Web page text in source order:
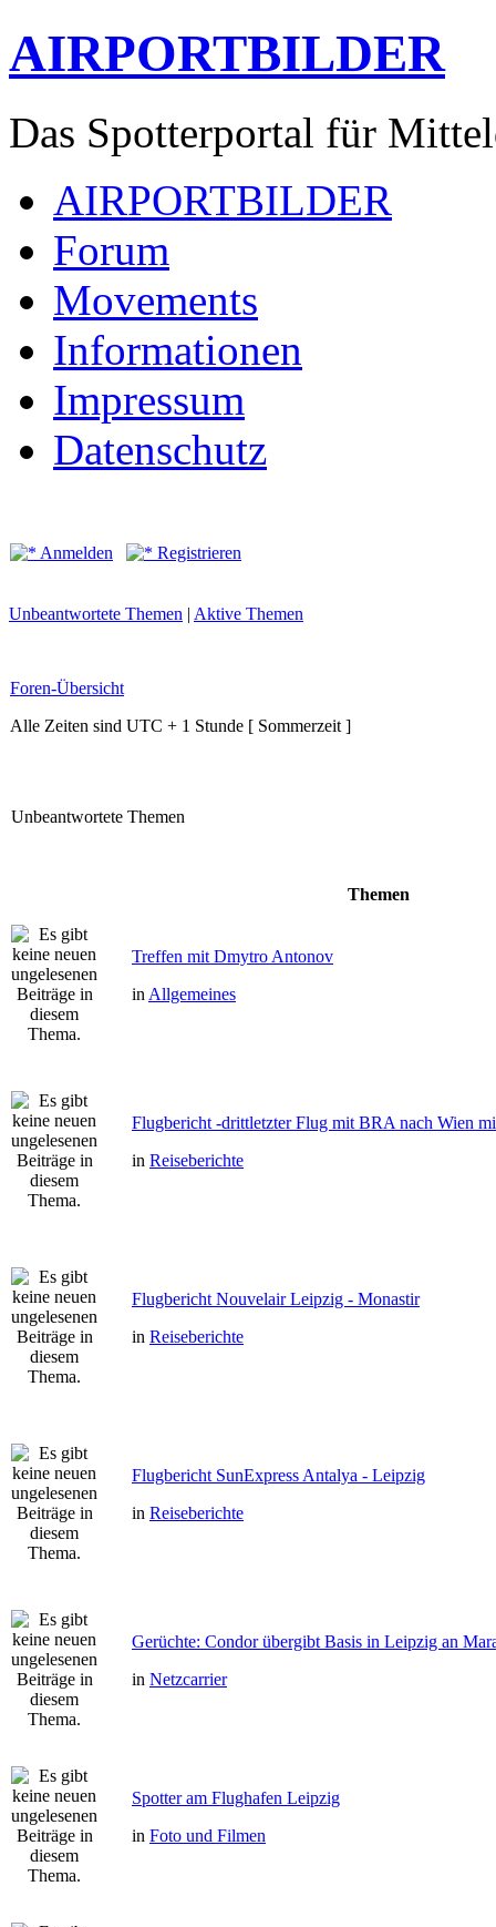
AIRPORTBILDER
Das Spotterportal für
AIRPORTBILDER
Forum
Movements
Informationen
Impressum
Datenschutz
Anmelden Registrieren
Unbeantwortete Themen | Aktive Themen
Foren-Übersicht
Alle Zeiten sind UTC + 1 Stunde [ Sommerzeit ]
Unbeantwortete Themen
Themen
Treffen mit Dmytro Antonov
in Allgemeines
Flugbericht -drittletzter Flug mit BRA nach Wien
in Reiseberichte
Flugbericht Nouvelair Leipzig - Monastir
in Reiseberichte
Flugbericht SunExpress Antalya - Leipzig
in Reiseberichte
Gerüchte: Condor übergibt Basis in Leipzig an
in Netzcarrier
Spotter am Flughafen Leipzig
in Foto und Filmen